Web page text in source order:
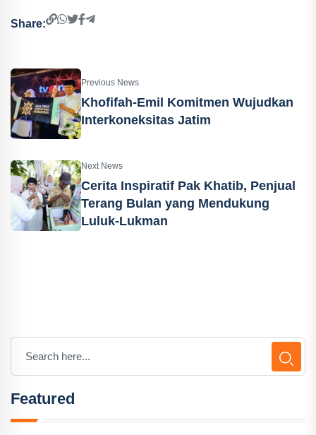
Share:
Previous News
Khofifah-Emil Komitmen Wujudkan
Interkoneksitas Jatim
Next News
Cerita Inspiratif Pak Khatib, Penjual
Terang Bulan yang Mendukung
Luluk-Lukman
Featured